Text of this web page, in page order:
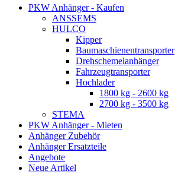
PKW Anhänger - Kaufen
ANSSEMS
HULCO
Kipper
Baumaschienentransporter
Drehschemelanhänger
Fahrzeugtransporter
Hochlader
1800 kg - 2600 kg
2700 kg - 3500 kg
STEMA
PKW Anhänger - Mieten
Anhänger Zubehör
Anhänger Ersatzteile
Angebote
Neue Artikel